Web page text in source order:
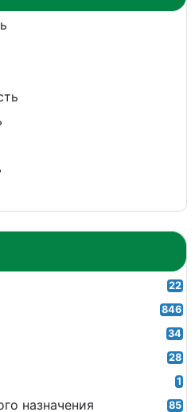
22
846
34
28
1
назначения 85